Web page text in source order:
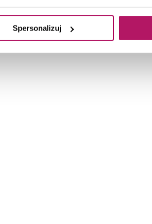
Spersonalizuj